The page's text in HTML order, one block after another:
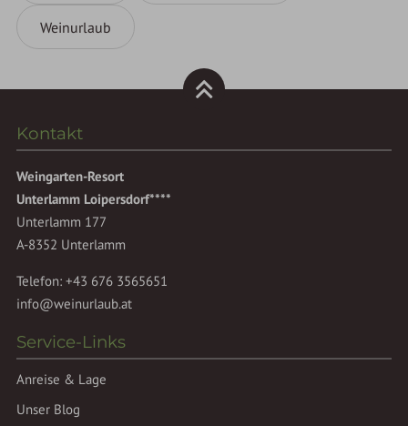
Weinurlaub
Kontakt
Weingarten-Resort
Unterlamm Loipersdorf****
Unterlamm 177
A-8352 Unterlamm
Telefon:+43 676 3565651
info@weinurlaub.at
Service-Links
Anreise & Lage
Unser Blog